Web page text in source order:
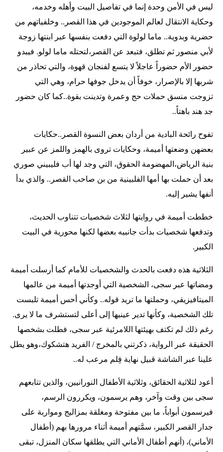
ليس في الأمن وحدة إنما في تفاصيل البيت وأهله وخدمه،
وحكاية الانتقال لعالم الموجودين في هذا القصر.. وخلفياتهم من
حضرية وبدوية.. ماما لولوة التي دفعت بنفسها عبر ابنتها زوجة
لأبي منصور ثم تطلق، فتبعد عن القصر،لتحتله ماما لولو. فيبدو
حضور الأم حضوراً عاجلاً لا يتسع لفنجان قهوة، والتي تحاذر من
شربها إلا بالإصرار، خوفاً أن يدخل جوفها حرام، وهي التي
تزوجت منسق حملات حج وعمرة وتدينت بقوة..كما كان حضور
جد هند باهتاً..
تفوح رائحة البادية من أردان بعض النسوة القصر..حكايات
بعضهن وضعتها أميمة، وحكايات تروى بالهمز واللمز عن عبير
بنية الرياض،المهضومة الحقوق، التي وجد لها أب فليبيني صوري
بعد أن حملت بها أمها الفلبينية من بن صاحب القصر.. والذي بدأ
أنفها يشير إليه.
خططت أميمة في روايتها لثلاث شخصيات تتناوب الحديث،
وتدفعها شخصيات بدأت جانبيه بعضها لكنها محورية في البيت
الكبير.
الثلاثية هذه دفعت بالحدث والشخصيات للأمام كما أرسلت أميمة
ومضاتها عبر سجى، الشخصية التي أوجدتها أميمة من عالمها
الميتافيزيقي، وحملتها ما تريد قوله.. وكأني أحس أميمة تلبست
تلك الشخصية، وكأنها تدير عينيها إلى أعلى لتستشرف ما لا يرى.
رغم ذلك لم تكتف بهيئتها اللامرئية عبر سجى، فطلت بشخصها
الحقيقة عبر الرواية، ذكرتني بالمخرج / الفريد هتشكوك،وهو يطل
علينا عبر الشاشة قبيل نهاية فِلم مرعب له..
أعود لثلاثية الحقائق، وثلاثية الأطفال النورانيين، والذين تتابعهم
سجى بين وقت وآخر، وهم يرسمون، ويكررون الرسم،
فيرسمون أبواباً، ما بين مفتوحة ومغلقة بمزاليج ومواربة على
جدار القصر الكبير، سمَّتهم أميمة أثناء مرورها بهم (أطفال
الأماني)، (أنهم أطفال الأماني التي يطلقها سكان المنزل، تبقى